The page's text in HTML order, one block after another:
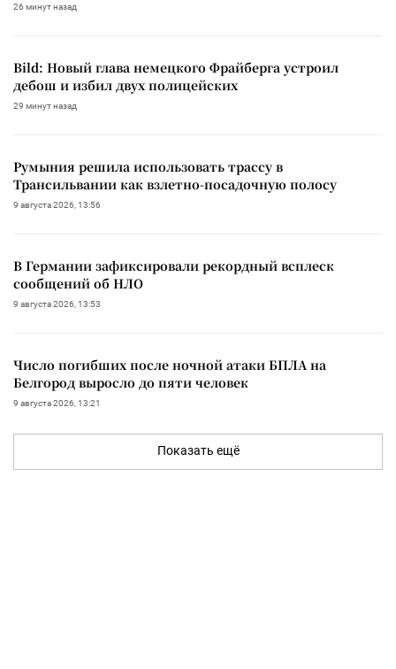
26 минут назад
Bild: Новый глава немецкого Фрайберга устроил
дебош и избил двух полицейских
29 минут назад
Румыния решила использовать трассу в
Трансильвании как взлетно-посадочную полосу
9 августа 2026, 13:56
В Германии зафиксировали рекордный всплеск
сообщений об НЛО
9 августа 2026, 13:53
Число погибших после ночной атаки БПЛА на
Белгород выросло до пяти человек
9 августа 2026, 13:21
Показать ещё